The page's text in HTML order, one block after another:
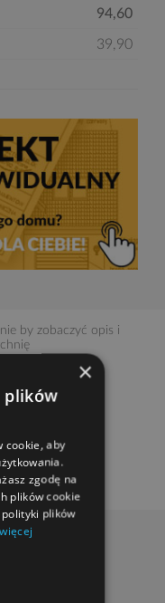
94,60
39,90
by zobaczyć opis i
×
plików
cookie, aby
zgodę na
plików cookie
plików